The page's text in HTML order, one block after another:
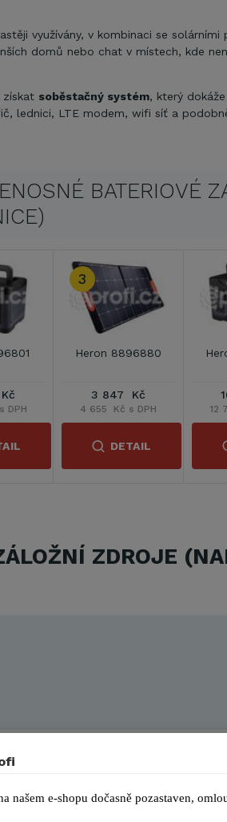
využívány, v kombinaci se solárními
domů nebo chat v místech, kde
získat soběstačný systém, který
lednici, LTE modem, wifi síť a
BATERIOVÉ
DPH
3
Heron 8896880
3 847 Kč
4 655 Kč s DPH
DETAIL
12
ZDROJE
našem e-shopu dočasně pozastaven,